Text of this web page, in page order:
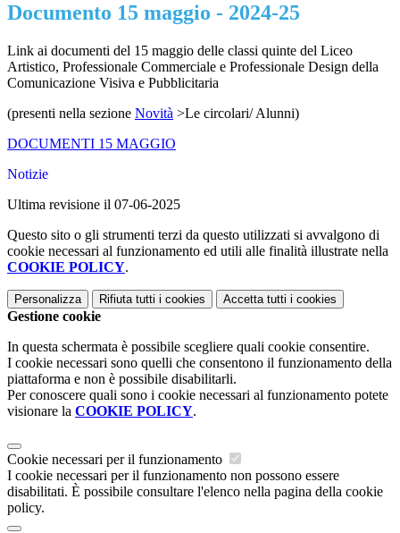
Documento 15 maggio - 2024-25
Link ai documenti del 15 maggio delle classi quinte del Liceo
Artistico, Professionale Commerciale e Professionale Design della
Comunicazione Visiva e Pubblicitaria
(presenti nella sezione Novità >Le circolari/ Alunni)
DOCUMENTI 15 MAGGIO
Notizie
Ultima revisione il 07-06-2025
Questo sito o gli strumenti terzi da questo utilizzati si avvalgono di
cookie necessari al funzionamento ed utili alle finalità illustrate nella
COOKIE POLICY.
Personalizza Rifiuta tutti i cookies Accetta tutti i cookies
Gestione cookie
In questa schermata è possibile scegliere quali cookie consentire.
I cookie necessari sono quelli che consentono il funzionamento della
piattaforma e non è possibile disabilitarli.
Per conoscere quali sono i cookie necessari al funzionamento potete
visionare la COOKIE POLICY.
Cookie necessari per il funzionamento
I cookie necessari per il funzionamento non possono essere
disabilitati. È possibile consultare l'elenco nella pagina della cookie
policy.